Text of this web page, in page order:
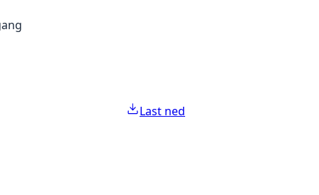
Last ned